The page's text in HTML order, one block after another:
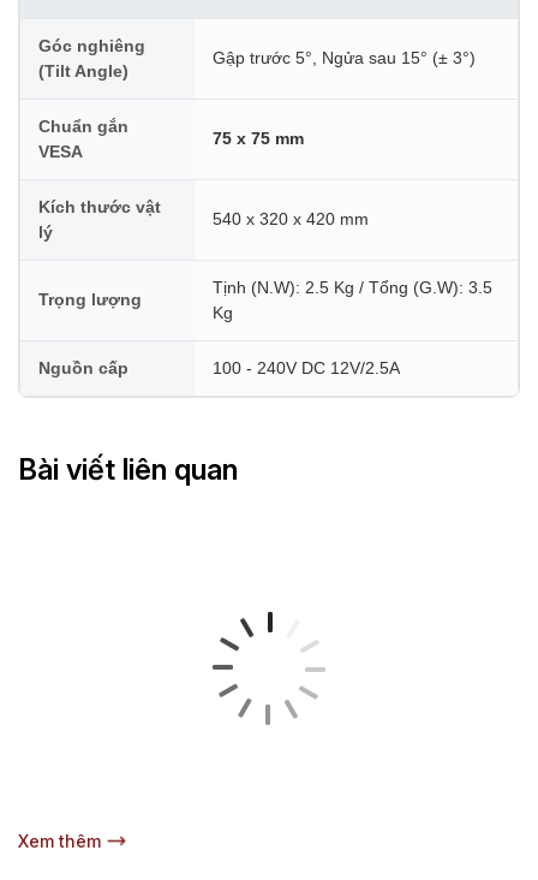
Góc nghiêng
(Tilt Angle)
Gập trước 5°, Ngửa sau 15° (± 3°)
Chuẩn gắn
VESA
75 x 75 mm
Kích thước vật
lý
540 x 320 x 420 mm
Trọng lượng
Tịnh (N.W): 2.5 Kg / Tổng (G.W): 3.5
Kg
Nguồn cấp 100 - 240V DC 12V/2.5A
Bài viết liên quan
Xem thêm